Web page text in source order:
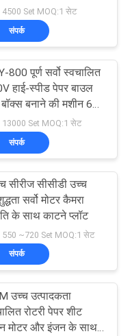
काटना
65
39
4500 Set MOQ:1 सेट
संपर्क
800 पूर्ण सर्वो स्वचालित
हाई-स्पीड पेपर बाउल
बनाने की मशीन 60-
पीसी/मिनट
13000 Set MOQ:1 सेट
संपर्क
सीरीज सीसीडी उच्च
सर्वो मोटर कैमरा
के साथ काटने प्लॉट
550 ~720 Set MOQ:1 सेट
संपर्क
उच्च उत्पादकता
रोटरी पेपर शीट
मोटर और इंजन के साथ